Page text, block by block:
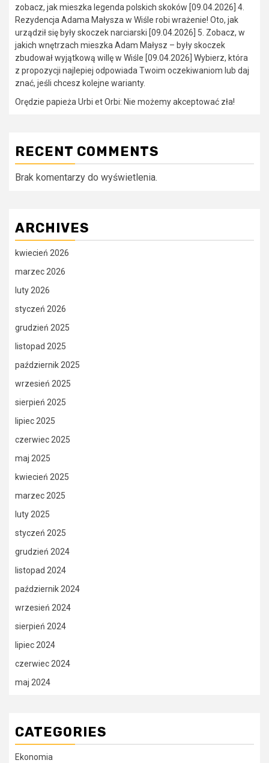
zobacz, jak mieszka legenda polskich skoków [09.04.2026] 4.
Rezydencja Adama Małysza w Wiśle robi wrażenie! Oto, jak
urządził się były skoczek narciarski [09.04.2026] 5. Zobacz, w
jakich wnętrzach mieszka Adam Małysz – były skoczek
zbudował wyjątkową willę w Wiśle [09.04.2026] Wybierz, która
z propozycji najlepiej odpowiada Twoim oczekiwaniom lub daj
znać, jeśli chcesz kolejne warianty.
Orędzie papieża Urbi et Orbi: Nie możemy akceptować zła!
RECENT COMMENTS
Brak komentarzy do wyświetlenia.
ARCHIVES
kwiecień 2026
marzec 2026
luty 2026
styczeń 2026
grudzień 2025
listopad 2025
październik 2025
wrzesień 2025
sierpień 2025
lipiec 2025
czerwiec 2025
maj 2025
kwiecień 2025
marzec 2025
luty 2025
styczeń 2025
grudzień 2024
listopad 2024
październik 2024
wrzesień 2024
sierpień 2024
lipiec 2024
czerwiec 2024
maj 2024
CATEGORIES
Ekonomia